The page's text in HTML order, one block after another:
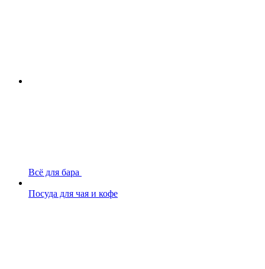
Всё для бара
Посуда для чая и кофе